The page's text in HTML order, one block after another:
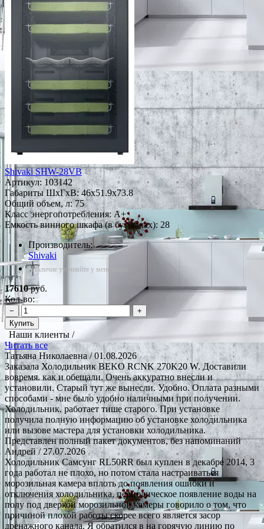
Shivaki SHW-28VB
Артикул:103142
Габариты ШxГxВ: 46x51.9x73.8
Общий объем, л: 75
Класс энергопотребления: A+
Емкость винного шкафа (в бутылках): 28
Производитель:
Shivaki
*Наличие уточняйте у менеджера
17610руб.
Кол-во:
−
+
Купить
Наши клиенты /
Читать все
Татьяна Николаевна/ 01.08.2026
Заказала Холодильник BEKO RCNK 270K20 W. Доставили
вовремя. как и обещали. Очень аккуратно внесли и
установили. Старый тут же вынесли. Удобно. Оплата разными
способами - мне было удобно наличными при получении.
Холодильник. работает тише старого. При установке
получила полную информацию об установке холодильника
или вызове мастера для установки холодильника.
Представлен полный пакет документов, без напоминаний
Андрей/ 27.07.2026
Холодильник Самсунг RL50RR был куплен в декабре 2014, 3
года работал не плохо, но потом стала настраиваться
морозильная камера вплоть до появления ошибки и
отключения холодильника, периодическое появление воды на
полу под дверкой морозильной камеры говорило о том, что
причиной плохой работы скорее всего является засор
дренажного канала. Я обратился в на горячую линию по